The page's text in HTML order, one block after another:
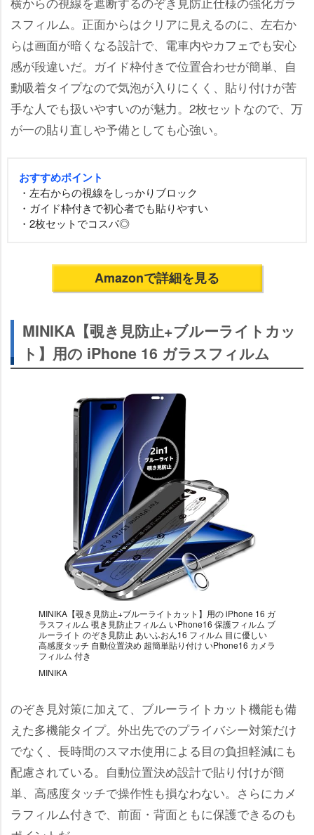
スフィルム。正面からはクリアに見えるのに、左右か
らは画面が暗くなる設計で、電車内やカフェでも安心
感が段違いだ。ガイド枠付きで位置合わせが簡単、自
動吸着タイプなので気泡が入りにくく、貼り付けが苦
手な人でも扱いやすいのが魅力。2枚セットなので、万
が一の貼り直しや予備としても心強い。
おすすめポイント
・左右からの視線をしっかりブロック
・ガイド枠付きで初心者でも貼りやすい
・2枚セットでコスパ◎
Amazonで詳細を見る
MINIKA【覗き見防止+ブルーライトカッ
ト】用の iPhone 16 ガラスフィルム
MINIKA【覗き見防止+ブルーライトカット】用の iPhone 16 ガ
ラスフィルム 覗き見防止フィルム いPhone16 保護フィルム ブ
ルーライト のぞき見防止 あいふおん16 フィルム 目に優しい
高感度タッチ 自動位置決め 超簡単貼り付け いPhone16 カメラ
フィルム 付き
MINIKA
のぞき見対策に加えて、ブルーライトカット機能も備
えた多機能タイプ。外出先でのプライバシー対策だけ
でなく、長時間のスマホ使用による目の負担軽減にも
配慮されている。自動位置決め設計で貼り付けが簡
単、高感度タッチで操作性も損なわない。さらにカメ
ラフィルム付きで、前面・背面ともに保護できるのも